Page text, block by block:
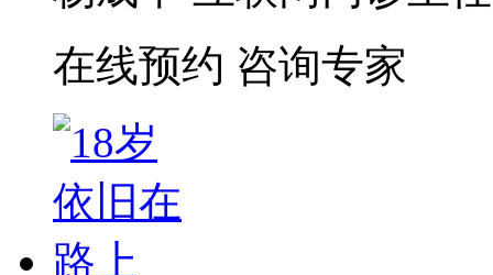
在线预约 咨询专家